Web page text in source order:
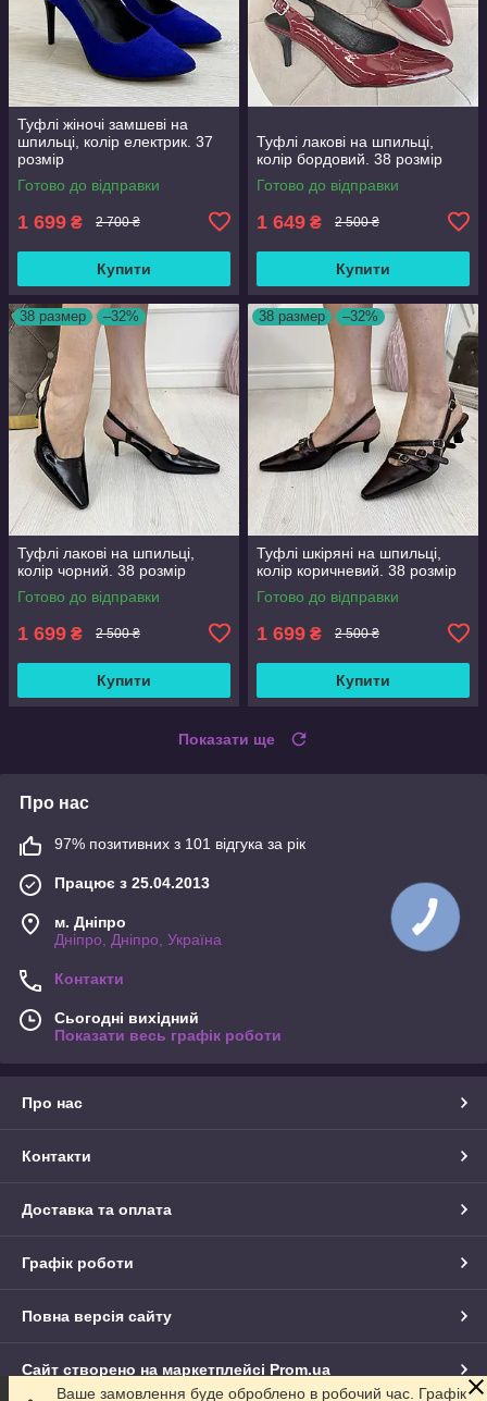
Туфлі жіночі замшеві на
шпильці, колір електрик. 37
розмір
Готово до відправки
1 699 ₴ 2 700 ₴
Купити
Туфлі лакові на шпильці,
колір бордовий. 38 розмір
Готово до відправки
1 649 ₴ 2 500 ₴
Купити
38 размер –32%
Туфлі лакові на шпильці,
колір чорний. 38 розмір
Готово до відправки
1 699 ₴ 2 500 ₴
Купити
38 размер –32%
Туфлі шкіряні на шпильці,
колір коричневий. 38 розмір
Готово до відправки
1 699 ₴ 2 500 ₴
Купити
Показати ще
Про нас
97% позитивних з 101 відгука за рік
Працює з 25.04.2013
м. Дніпро
Дніпро, Дніпро, Україна
Контакти
Сьогодні вихідний
Показати весь графік роботи
Про нас
Контакти
Доставка та оплата
Графік роботи
Повна версія сайту
Сайт створено на маркетплейсі Prom.ua
Ваше замовлення буде оброблено в робочий час. Графік